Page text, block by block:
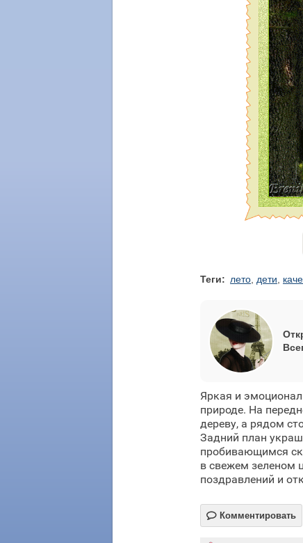
Теги: лето дети
Яркая и
природе. На
дереву, а рядом
Задний план
пробивающимся
в свежем зеленом
поздравлений и
 Комментировать